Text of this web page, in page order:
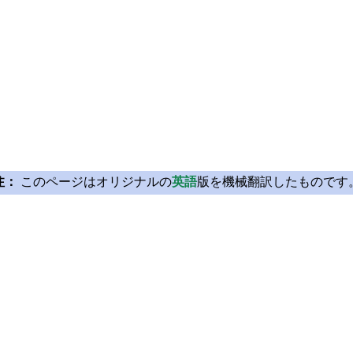
このページはオリジナルの英語版を機械翻訳したものです。